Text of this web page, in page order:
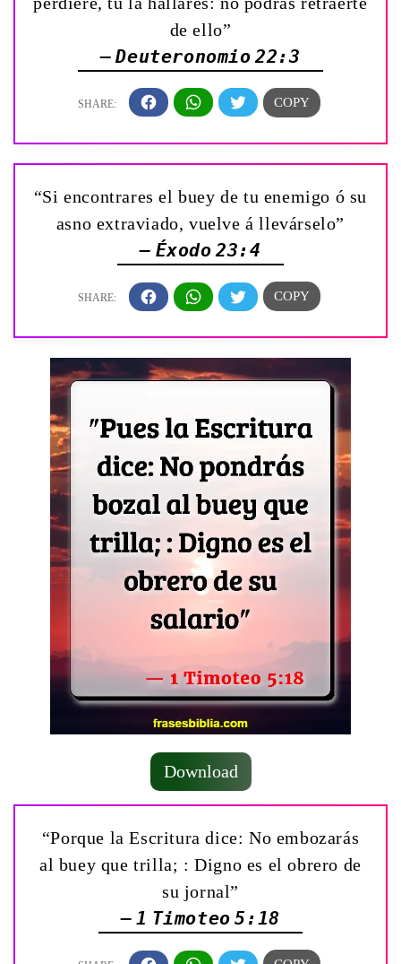
de ello”
— Deuteronomio 22:3
“Si encontrares el buey de tu enemigo ó su
asno extraviado, vuelve á llevárselo”
— Éxodo 23:4
Download
“Porque la Escritura dice: No embozarás
al buey que trilla; : Digno es el obrero de
su jornal”
— 1 Timoteo 5:18